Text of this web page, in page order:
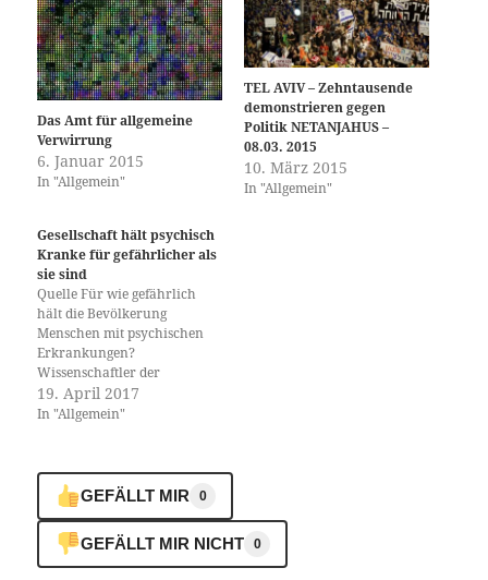
Das Amt für allgemeine
Verwirrung
6. Januar 2015
In "Allgemein"
TEL AVIV – Zehntausende
demonstrieren gegen
Politik NETANJAHUS –
08.03. 2015
10. März 2015
In "Allgemein"
Gesellschaft hält psychisch
Kranke für gefährlicher als
sie sind
Quelle Für wie gefährlich
hält die Bevölkerung
Menschen mit psychischen
Erkrankungen?
Wissenschaftler der
Universität Basel und der
Universitären
welche Faktoren die soziale
Stigmatisierung beeinflussen.
Die Fachzeitschrift «Scientific
Reports» hat die Resultate
veröffentlicht. Menschen mit
psychischen Krankheiten
19. April 2017
In "Allgemein"
GEFÄLLT MIR 0
GEFÄLLT MIR NICHT 0